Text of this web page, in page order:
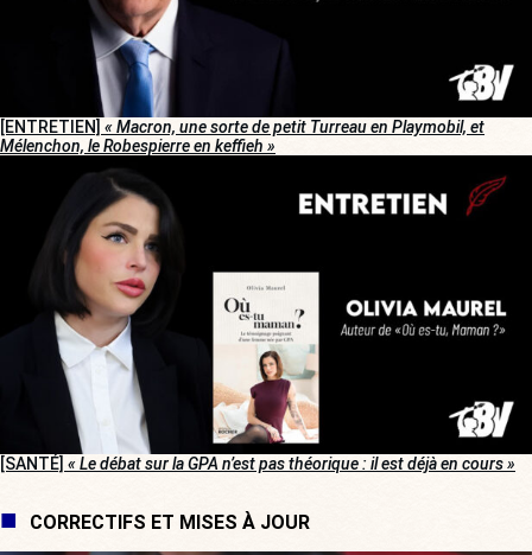
[ENTRETIEN] « Macron, une sorte de petit Turreau en Playmobil, et
Mélenchon, le Robespierre en keffieh »
[SANTÉ] « Le débat sur la GPA n’est pas théorique : il est déjà en cours »
CORRECTIFS ET MISES À JOUR